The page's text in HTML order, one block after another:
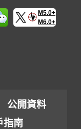
M5.0+
M6.0+
公開資料
指南